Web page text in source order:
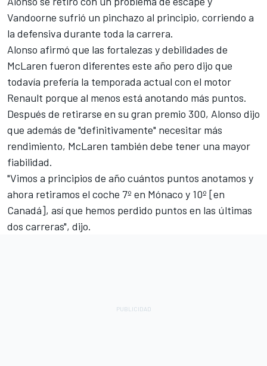
Vandoorne sufrió un pinchazo al principio, corriendo a
la defensiva durante toda la carrera.
Alonso afirmó que las fortalezas y debilidades de
McLaren fueron diferentes este año pero dijo que
todavía prefería la temporada actual con el motor
Renault porque al menos está anotando más puntos.
Después de retirarse en su gran premio 300, Alonso dijo
que además de "definitivamente" necesitar más
rendimiento, McLaren también debe tener una mayor
fiabilidad.
"Vimos a principios de año cuántos puntos anotamos y
ahora retiramos el coche 7º en Mónaco y 10º [en
Canadá], así que hemos perdido puntos en las últimas
dos carreras", dijo.